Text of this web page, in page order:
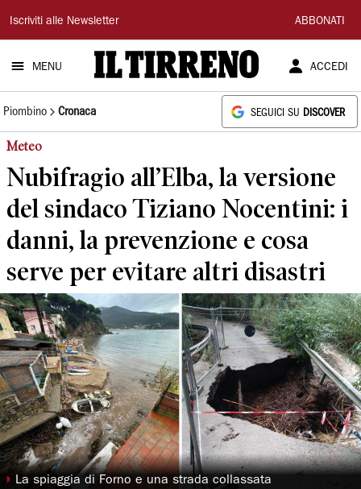
Il
Tirreno
Iscriviti alle Newsletter ABBONATI
MENU ACCEDI
Piombino Cronaca SEGUICI SU DISCOVER
Meteo
Nubifragio all’Elba, la versione
del sindaco Tiziano Nocentini: i
danni, la prevenzione e cosa
serve per evitare altri disastri
◗ La spiaggia di Forno e una strada collassata